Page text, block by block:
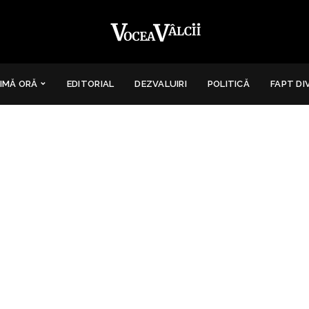
ORĂ EDITORIAL DEZVALUIRI POLITICĂ FAPT